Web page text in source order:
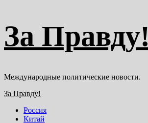
к
содержимому
За Правду!
Международные политические новости.
Основное
За Правду!
Россия
Китай